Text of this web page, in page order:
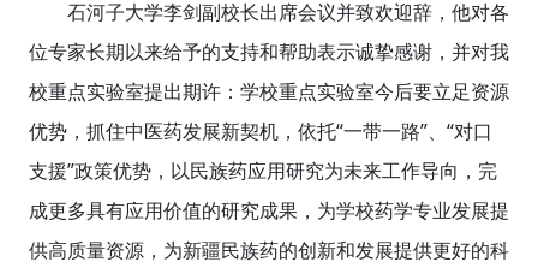
石河子大学李剑副校长出席会议并致欢迎辞，他对各
位专家长期以来给予的支持和帮助表示诚挚感谢，并对我
校重点实验室提出期许：学校重点实验室今后要立足资源
优势，抓住中医药发展新契机，依托“一带一路” “对口
支援”政策优势，以民族药应用研究为未来工作导向，完
成更多具有应用价值的研究成果，为学校药学专业发展提
供高质量资源，为新疆民族药的创新和发展提供更好的科